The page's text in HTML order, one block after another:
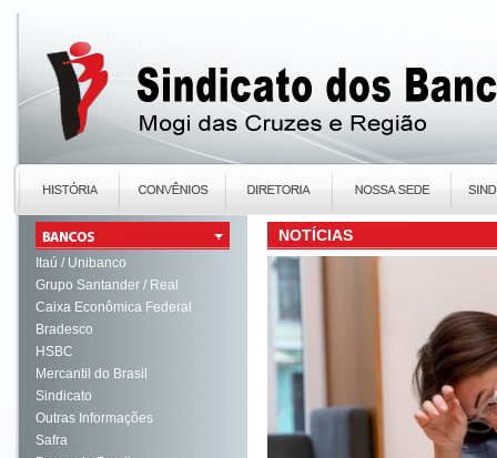
Itaú / Unibanco
Grupo Santander / Real
Caixa Econômica Federal
Bradesco
HSBC
Mercantil do Brasil
Sindicato
Outras Informações
Safra
NOTÍCIAS